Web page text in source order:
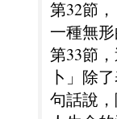
第32節
一種無
第33節
卜」除
句話說